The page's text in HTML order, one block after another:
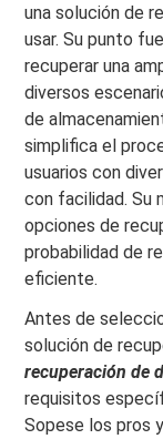
una solución de
usar. Su punto
recuperar una
diversos
de
simplifica el
usuarios con
con facilidad. Su
opciones de
probabilidad de
eficiente.
Antes de
solución de
recuperación de
requisitos
Sopese los pros